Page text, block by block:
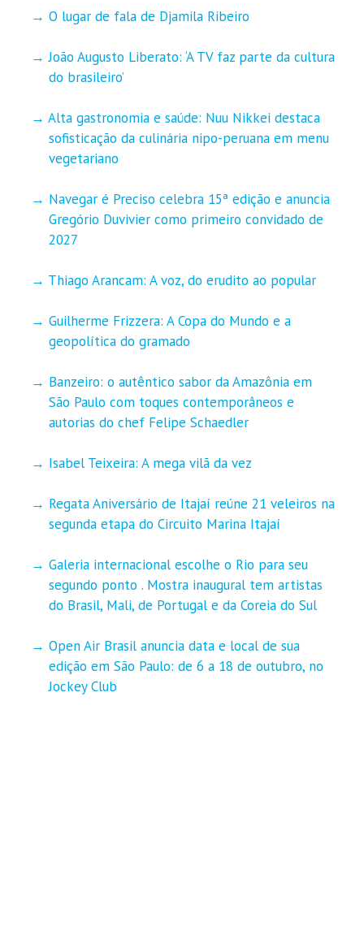
O lugar de fala de Djamila Ribeiro
João Augusto Liberato: ‘A TV faz parte da cultura
do brasileiro’
Alta gastronomia e saúde: Nuu Nikkei destaca
sofisticação da culinária nipo-peruana em menu
vegetariano
Navegar é Preciso celebra 15ª edição e anuncia
Gregório Duvivier como primeiro convidado de
2027
Thiago Arancam: A voz, do erudito ao popular
Guilherme Frizzera: A Copa do Mundo e a
geopolítica do gramado
Banzeiro: o autêntico sabor da Amazônia em
São Paulo com toques contemporâneos e
autorias do chef Felipe Schaedler
Isabel Teixeira: A mega vilã da vez
Regata Aniversário de Itajaí reúne 21 veleiros na
segunda etapa do Circuito Marina Itajaí
Galeria internacional escolhe o Rio para seu
segundo ponto . Mostra inaugural tem artistas
do Brasil, Mali, de Portugal e da Coreia do Sul
Open Air Brasil anuncia data e local de sua
edição em São Paulo: de 6 a 18 de outubro, no
Jockey Club